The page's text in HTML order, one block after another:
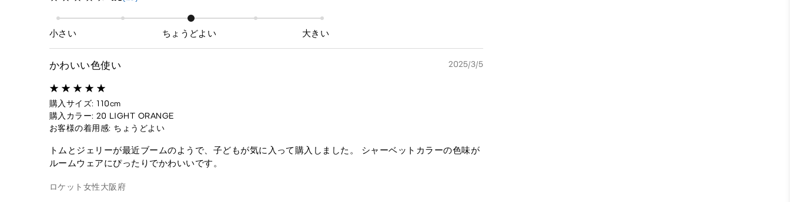
小さい ちょうどよい 大きい
かわいい色使い 2025/3/5
購入サイズ: 110cm
購入カラー: 20 LIGHT ORANGE
お客様の着用感: ちょうどよい
トムとジェリーが最近ブームのようで、子どもが気に入って購入しました。 シャーベットカラーの色味が
ルームウェアにぴったりでかわいいです。
ロケット 女性大阪府